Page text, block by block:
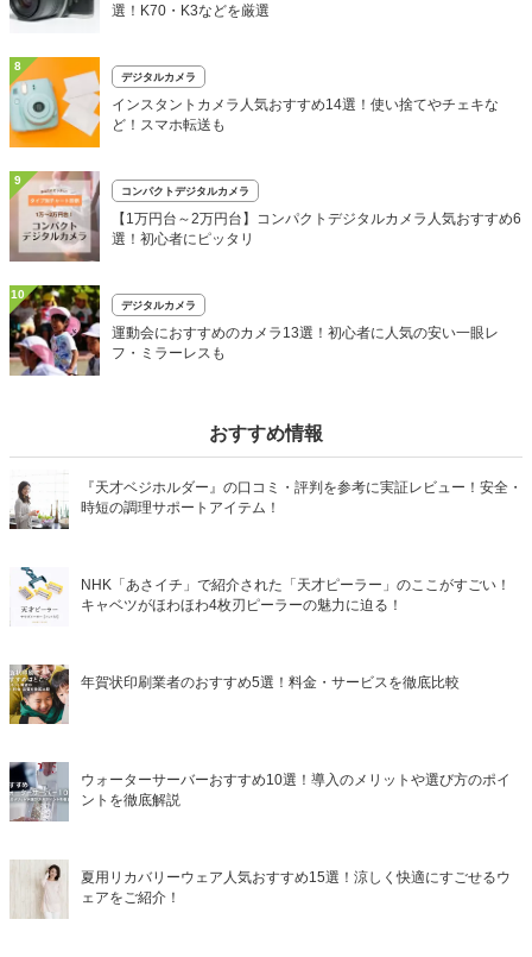
選！K70・K3などを厳選
8
デジタルカメラ
インスタントカメラ人気おすすめ14選！使い捨てやチェキな
ど！スマホ転送も
9
コンパクトデジタルカメラ
【1万円台～2万円台】コンパクトデジタルカメラ人気おすすめ6
選！初心者にピッタリ
10
デジタルカメラ
運動会におすすめのカメラ13選！初心者に人気の安い一眼レ
フ・ミラーレスも
おすすめ情報
『天才ベジホルダー』の口コミ・評判を参考に実証レビュー！安全・
時短の調理サポートアイテム！
NHK「あさイチ」で紹介された「天才ピーラー」のここがすごい！
キャベツがほわほわ4枚刃ピーラーの魅力に迫る！
年賀状印刷業者のおすすめ5選！料金・サービスを徹底比較
ウォーターサーバーおすすめ10選！導入のメリットや選び方のポイ
ントを徹底解説
夏用リカバリーウェア人気おすすめ15選！涼しく快適にすごせるウ
ェアをご紹介！